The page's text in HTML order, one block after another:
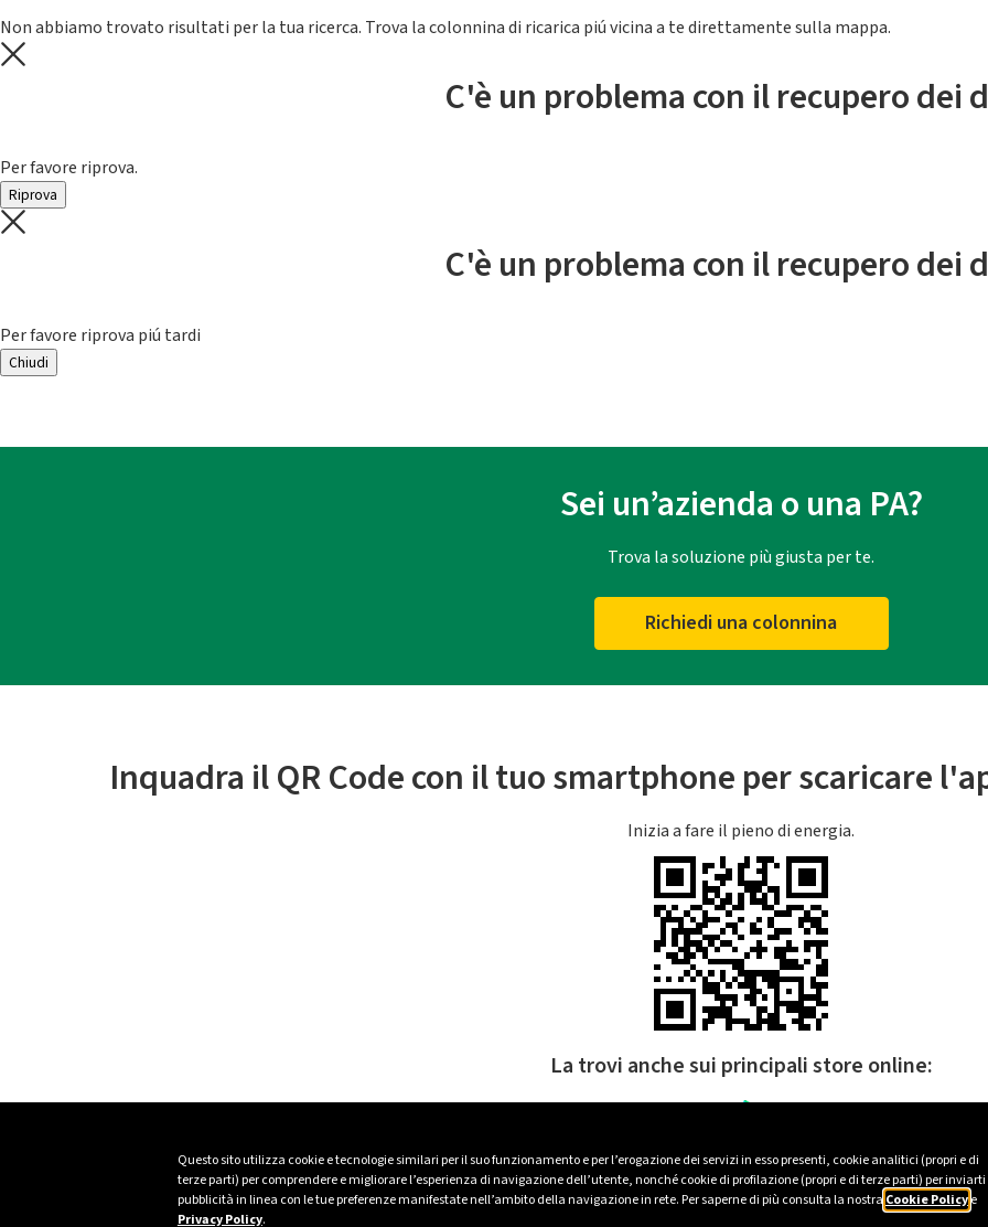
Questo sito utilizza cookie e tecnologie similari per il suo funzionamento e per l’erogazione dei servizi in esso presenti, cookie analitici (propri e di
terze parti) per comprendere e migliorare l’esperienza di navigazione dell’utente, nonché cookie di profilazione (propri e di terze parti) per inviarti
pubblicità in linea con le tue preferenze manifestate nell’ambito della navigazione in rete. Per saperne di più consulta la nostra Cookie Policye
Privacy Policy.
Non abbiamo trovato risultati per la tua ricerca. Trova la colonnina di ricarica piú vicina a te direttamente sulla mappa.
C'è un problema con il recupero dei
Per favore riprova.
Riprova
C'è un problema con il recupero dei
Per favore riprova piú tardi
Chiudi
Sei un’azienda o una PA?
Trova la soluzione più giusta per te.
Richiedi una colonnina
Inquadra il QR Code con il tuo smartphone per scaricare
Inizia a fare il pieno di energia.
La trovi anche sui principali store online: